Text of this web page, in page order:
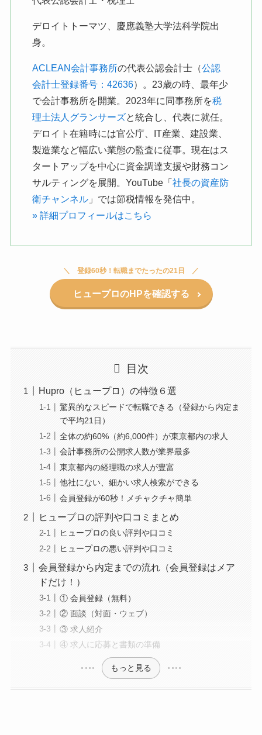
デロイトトーマツ、慶應義塾大学法科学院出
身。
ACLEAN会計事務所の代表公認会計士（公認
会計士登録番号：42636）。23歳の時、最年少
で会計事務所を開業。2023年に同事務所を税
理土法人グランサーズと統合し、代表に就任。
デロイト在籍時には官公庁、IT産業、建設業、
製造業など幅広い業態の監査に従事。現在はス
タートアップを中心に資金調達支援や財務コン
サルティングを展開。YouTube「社長の資産防
衛チャンネル 」では節税情報を発信中。
» 詳細プロフィールはこちら
登録60秒！転職までたったの21日
ヒュープロのHPを確認する
目次
Hupro（ヒュープロ）の特徴６選
驚異的なスピードで転職できる（登録から内定ま
で平均21日）
全体の約60%（約6,000件）が東京都内の求人
会計事務所の公開求人数が業界最多
東京都内の経理職の求人が豊富
他社にない、細かい求人検索ができる
会員登録が60秒！メチャクチャ簡単
ヒュープロの評判や口コミまとめ
ヒュープロの良い評判や口コミ
ヒュープロの悪い評判や口コミ
会員登録から内定までの流れ（会員登録はメア
ドだけ！）
① 会員登録（無料）
② 面談（対面・ウェブ）
③ 求人紹介
④ 求人に応募と書類の準備
もっと見る